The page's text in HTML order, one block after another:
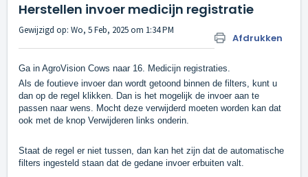
Herstellen invoer medicijn registratie
Afdrukken
Gewijzigd op: Wo, 5 Feb, 2025 om 1:34 PM
Ga in AgroVision Cows naar 16. Medicijn registraties.
Als de foutieve invoer dan wordt getoond binnen de filters, kunt u
dan op de regel klikken. Dan is het mogelijk de invoer aan te
passen naar wens. Mocht deze verwijderd moeten worden kan dat
ook met de knop Verwijderen links onderin.
Staat de regel er niet tussen, dan kan het zijn dat de automatische
filters ingesteld staan dat de gedane invoer erbuiten valt.